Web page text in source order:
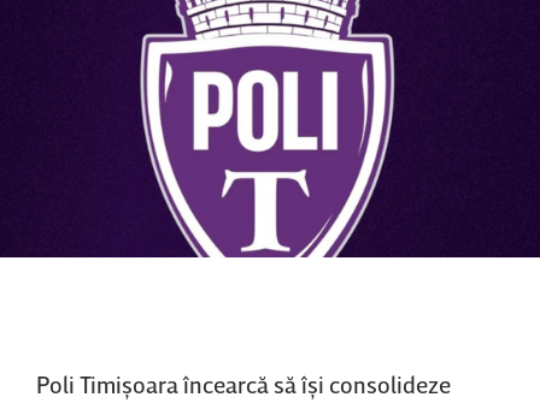
Poli Timişoara încearcă să îşi consolideze